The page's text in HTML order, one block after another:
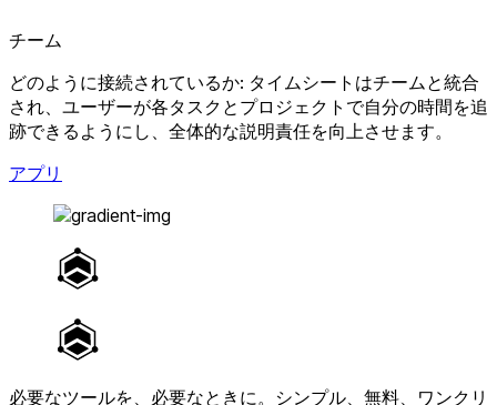
チーム
どのように接続されているか: タイムシートはチームと統合
され、ユーザーが各タスクとプロジェクトで自分の時間を追
跡できるようにし、全体的な説明責任を向上させます。
アプリ
必要なツールを、必要なときに。 シンプル、無料、ワンクリ